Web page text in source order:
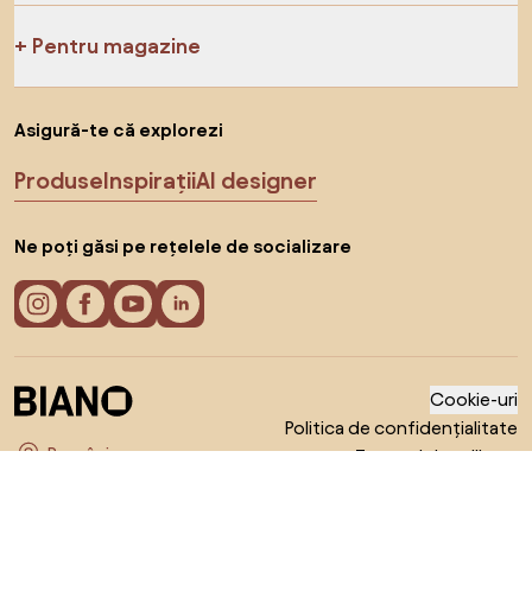
Pentru magazine
Asigură-te că explorezi
ProduseInspirațiiAI designer
Ne poți găsi pe rețelele de socializare
Cookie-uri
Politica de confidențialitate
Termeni de utilizare